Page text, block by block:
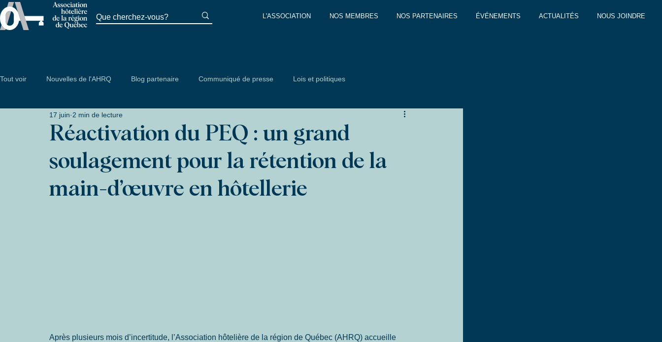
L'ASSOCIATION NOS MEMBRES NOS PARTENAIRES ÉVÉNEMENTS ACTUALITÉS NOUS JOINDRE
Tout voir Nouvelles de l'AHRQ Blog partenaire Communiqué de presse Lois et politiques
Réactivation du PEQ : un grand
soulagement pour la rétention de la
main-d’œuvre en hôtellerie
17 juin 2 min de lecture
Après plusieurs mois d’incertitude, l’Association hôtelière de la région de Québec (AHRQ) accueille